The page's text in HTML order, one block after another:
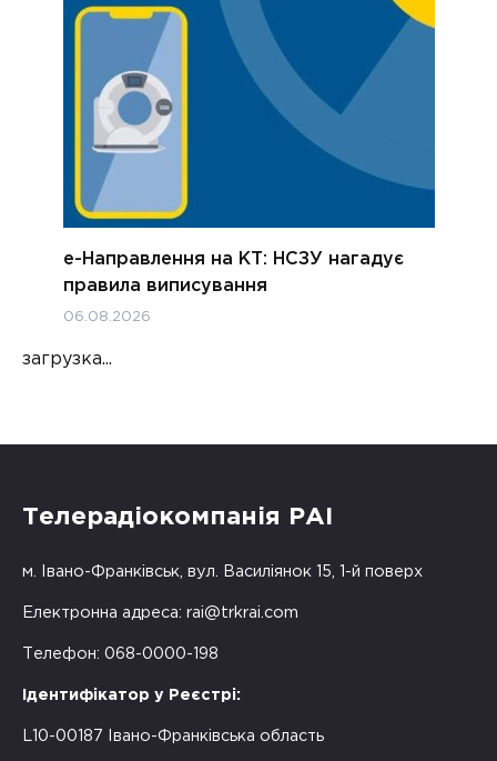
е-Направлення на КТ: НСЗУ нагадує
правила виписування
06.08.2026
загрузка...
Телерадіокомпанія РАІ
м. Івано-Франківськ, вул. Василіянок 15, 1-й поверх
Електронна адреса: rai@trkrai.com
Телефон: 068-0000-198
Ідентифікатор у Реєстрі:
L10-00187 Івано-Франківська область